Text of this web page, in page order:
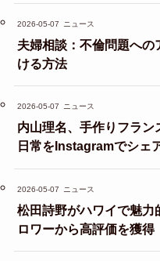
2026-05-07 ニュース
夫婦相談：不倫問題へ
ける方法
2026-05-07 ニュース
内山理名、手作りフラ
日常をInstagramでシェ
2026-05-07 ニュース
松田詩野がハワイで魅力
ロワーから高評価を獲得